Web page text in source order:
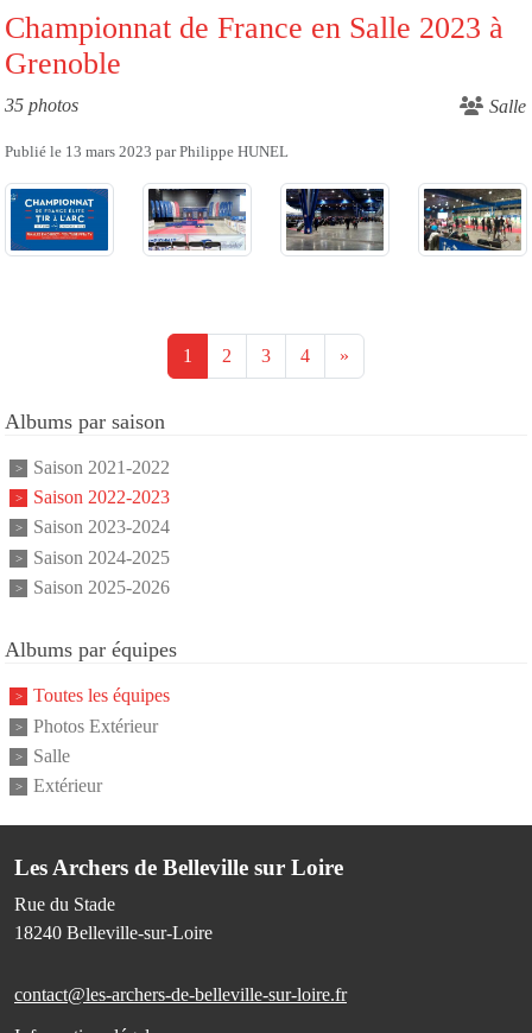
Championnat de France en Salle 2023 à
Grenoble
35 photos Salle
Publié le 13 mars 2023 parPhilippe HUNEL
1 2 3 4 »
Albums par saison
Saison 2021-2022
Saison 2022-2023
Saison 2023-2024
Saison 2024-2025
Saison 2025-2026
Albums par équipes
Toutes les équipes
Photos Extérieur
Salle
Extérieur
Les Archers de Belleville sur Loire
Rue du Stade
18240 Belleville-sur-Loire
contact@les-archers-de-belleville-sur-loire.fr